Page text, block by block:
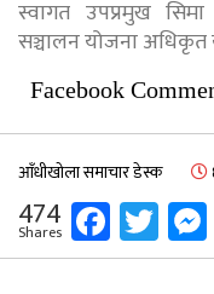
स्वागत उपप्रमुख
सञ्चालन योजना अधिकृत
Facebook
आँधीखोला समाचार डेस्क
474
Shares